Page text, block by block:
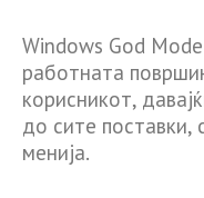
Windows God
работната
корисникот,
до сите поставки,
менија.